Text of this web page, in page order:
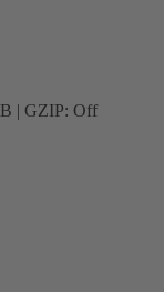
| GZIP: Off